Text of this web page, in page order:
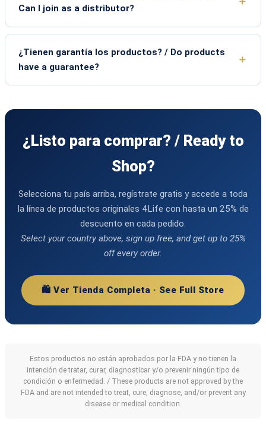
Can I join as a distributor?
¿Tienen garantía los productos? / Do products
have a guarantee?
¿Listo para comprar? / Ready to
Shop?
Selecciona tu país arriba, regístrate gratis y accede a toda
la línea de productos originales 4Life con hasta un 25% de
descuento en cada pedido.
Select your country above, sign up free, and get up to 25%
off every order.
🛍️ Ver Tienda Completa · See Full Store
Estos productos no están aprobados por la FDA y no tienen la
intención de tratar, curar, diagnosticar y/o prevenir ningún tipo de
condición o enfermedad. / These products are not approved by the
FDA and are not intended to treat, cure, diagnose, and/or prevent any
disease or medical condition.